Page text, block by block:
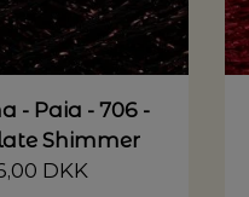
- Paia - 706 -
Shimmer
DKK